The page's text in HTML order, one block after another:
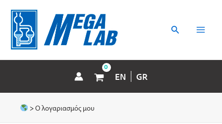
περιεχόμενο
Αναζήτηση
EN GR
>Ο λογαριασμός μου